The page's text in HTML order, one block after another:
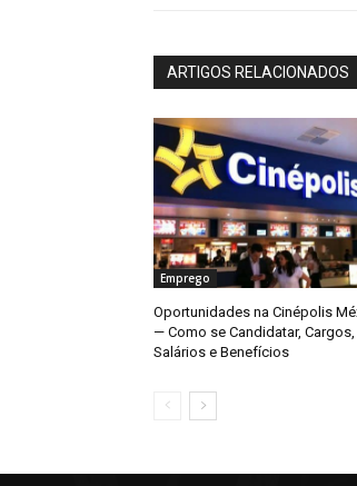
ARTIGOS RELACIONADOS
Emprego
Oportunidades na Cinépolis
— Como se Candidatar, Cargos,
Salários e Benefícios